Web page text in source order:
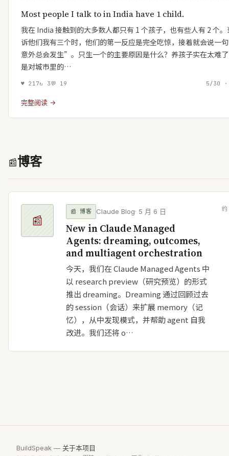
Most people I talk to in India have 1 child.
我在 India 接触到的大多数人都只有 1 个孩子，也有些人有 2 个
诉他们我有三个时，他们的第一反应是完全吃惊，接着就会说一
意外总会发生”。只生一个的主要原因是什么？养孩子实在太难
是对城市里的…
♥ 217↻ 3💬 19 5/30
完整阅读 →
📰博客
📰
📰 博客 Claude Blog· 5 月 6 日
New in Claude Managed
Agents: dreaming, outcomes,
and multiagent orchestration
今天，我们在 Claude Managed Agents 中
以 research preview（研究预览）的形式
推出 dreaming。Dreaming 通过回顾过去
的 session（会话）来扩展 memory（记
忆），从中发现模式，并帮助 agent 自我
改进。我们还将 o…
BuildSpeak — 关于本项目